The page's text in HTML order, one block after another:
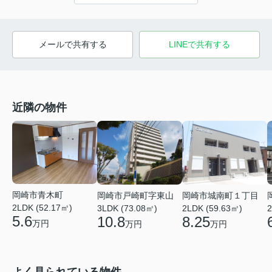
メールで共有する LINEで共有する
近隣の物件
岡崎市青木町
2LDK (52.17㎡)
5.6万円
岡崎市戸崎町字東山
3LDK (73.08㎡)
10.8万円
岡崎市城南町１丁目
2LDK (59.63㎡)
8.25万円